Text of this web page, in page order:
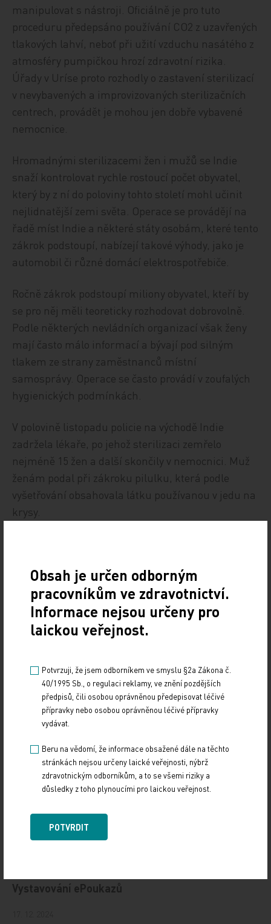
manipulovat s nástroji. Oficiálně je pro tuto
proceduru předepsáno používání CO2 z uzavřených
tlakových lahví, neboť při užití vzduchu nasátého z
atmosféry pumpičkou hrozí zdravotní rizika.
Úřady v Uríse proto rozhodly o zastavení sterilizací
v nevybavených a improvizovaných sterilizačních
centrech, provádět je mohou jen dobře vybavené
nemocnice.
Hromadnými sterilizacemi žen i mužů se Indie
snaží kontrolovat rychle rostoucí počet obyvatel,
který by z ní do poloviny tohto století mohl učinit
nejlidnatější zemi světa. Operace se provádějí na
řadě míst Indie a některé státy osobám, které tento
zákrok podstoupí, nabízejí takové výhody, jako je
automobil či různé domácí elektrospotřebiče.
Ročně zákrok podstoupí miliony obyvatel, kteří by
se pro něj měli teoreticky rozhodovat dobrovolně.
Podle některých nevládních organizací však ženy
mají často málo informací a bývají pod silným
tlakem ze strany zaměstnanců místní
samosprávy. Operace se často provádí v zoufalých
hygienických podmínkách.
V polovině listopadu policie na východě Indie
zadržela lékaře, po jehož sterilizaci zemřelo
nejméně 15 žen a další skončily v nemocnici. Muž
ženám podal při zákroku pilulku, která podle
vyšetřování obsahovala látku používanou v jedu na
krysy.
Z REGIONŮ
Sdílejte článek
Doporučené
19. světový kongres Controversies in Neurology
19. světový kongres Controversies in Neurology (CONy)
Vystavování ePoukazů
Obsah je určen odborným
pracovníkům ve zdravotnictví.
Informace nejsou určeny pro
laickou veřejnost.
Potvrzuji, že jsem odborníkem ve smyslu §2a Zákona č.
40/1995 Sb., o regulaci reklamy, ve znění pozdějších
předpisů, čili osobou oprávněnou předepisovat léčivé
přípravky nebo osobou oprávněnou léčivé přípravky
vydávat.
Beru na vědomí, že informace obsažené dále na těchto
stránkách nejsou určeny laické veřejnosti, nýbrž
zdravotnickým odborníkům, a to se všemi riziky a
důsledky z toho plynoucími pro laickou veřejnost.
POTVRDIT